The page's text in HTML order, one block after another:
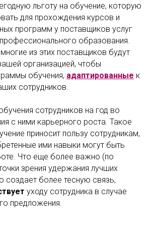
льготу на обучение, которую
для прохождения курсов и
программ у поставщиков услуг
образования.
из этих поставщиков будут
организацией, чтобы
обучения, адаптированные к
сотрудников.
сотрудников на год во
с ними карьерного роста. Такое
приносит пользу сотрудникам,
ими навыки могут быть
Что еще более важно (по
зрения удержания лучших
создает более тесную связь,
уходу сотрудника в случае
предложения.